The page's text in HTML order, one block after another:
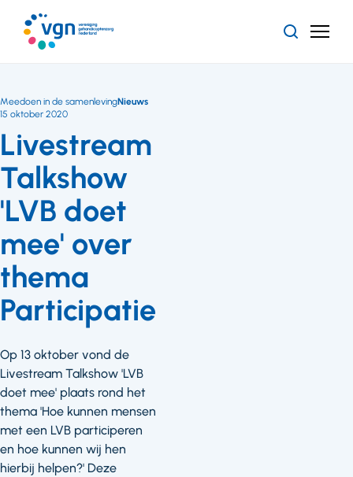
naar
hoofdinhoud
ZoekenMenu
Livestream
Talkshow
'LVB doet
mee' over
thema
Participatie
Meedoen in de samenlevingNieuws
15 oktober 2020
Op 13 oktober vond de
Livestream Talkshow 'LVB
doet mee' plaats rond het
thema 'Hoe kunnen mensen
met een LVB participeren
en hoe kunnen wij hen
hierbij helpen?' Deze